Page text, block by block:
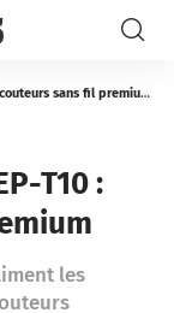
sans fil premium
T10 :
les